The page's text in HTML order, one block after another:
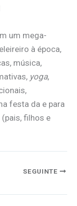
um mega-
à época,
música,
yoga,
festa da e para
filhos e
SEGUINTE